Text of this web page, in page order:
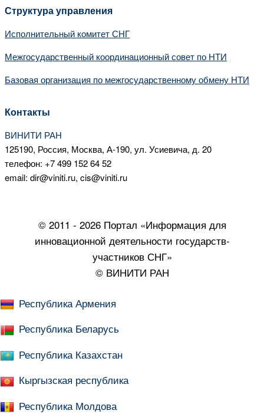
Структура управления
Исполнительный комитет СНГ
Межгосударственный координационный совет по НТИ
Базовая организация по межгосударственному обмену НТИ
Контакты
ВИНИТИ РАН
125190, Россия, Москва, А-190, ул. Усиевича, д. 20
телефон: +7 499 152 64 52
email: dir@viniti.ru, cis@viniti.ru
© 2011 - 2026 Портал «Информация для
инновационной деятельности государств-
участников СНГ»
© ВИНИТИ РАН
Республика Армения
Республика Беларусь
Республика Казахстан
Кыргызская республика
Республика Молдова